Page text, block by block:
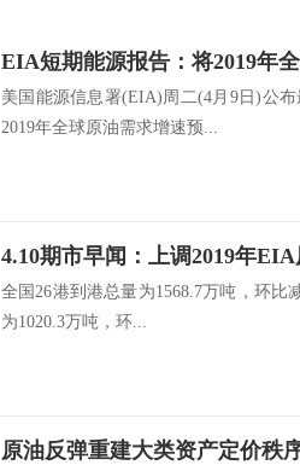
美国能源信息署(EIA)周二(4月9日)公
2019年全球原油需求增速预...
全国26港到港总量为1568.7万吨，环比
为1020.3万吨，环...
原油反弹重建大类资产定价秩